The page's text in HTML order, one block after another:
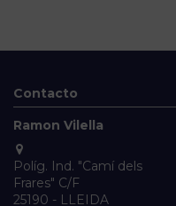
Contacto
Ramon Vilella
Políg. Ind. "Camí dels
Frares" C/F
25190 - LLEIDA